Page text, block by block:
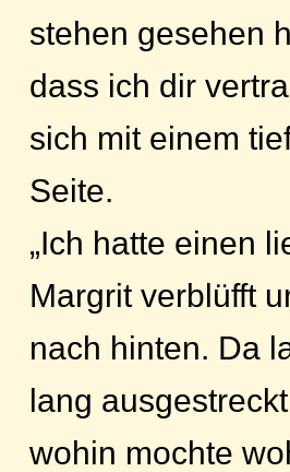
stehen gesehen
dass ich dir
sich mit einem
Seite.
„Ich hatte einen
Margrit verblüfft
nach hinten. Da
lang
wohin mochte